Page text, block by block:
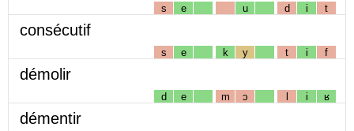
s e u d i t
consécutif
s e k y t i f
démolir
d e m ɔ l i ʁ
démentir